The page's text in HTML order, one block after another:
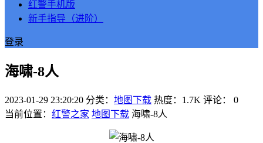
红警手机版
新手指导（进阶）
登录
海啸-8人
2023-01-29 23:20:20 分类： 地图下载 热度：1.7K 评论：
0
当前位置： 红警之家 地图下载 海啸-8人